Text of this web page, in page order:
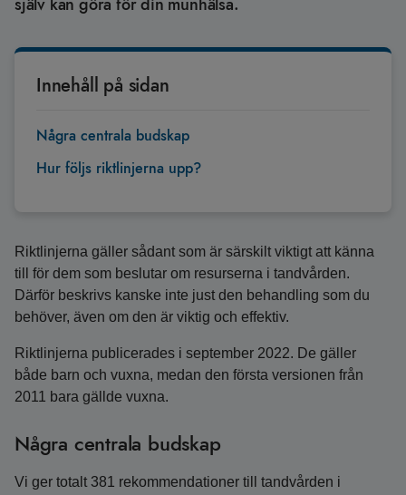
Innehåll på sidan
Några centrala budskap
Hur följs riktlinjerna upp?
Riktlinjerna gäller sådant som är särskilt viktigt att känna
till för dem som beslutar om resurserna i tandvården.
Därför beskrivs kanske inte just den behandling som du
behöver, även om den är viktig och effektiv.
Riktlinjerna publicerades i september 2022. De gäller
både barn och vuxna, medan den första versionen från
2011 bara gällde vuxna.
Några centrala budskap
Vi ger totalt 381 rekommendationer till tandvården i